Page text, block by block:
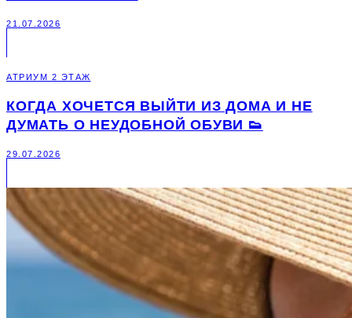
21.07.2026
АТРИУМ 2 ЭТАЖ
КОГДА ХОЧЕТСЯ ВЫЙТИ ИЗ ДОМА И НЕ
ДУМАТЬ О НЕУДОБНОЙ ОБУВИ 👟
29.07.2026